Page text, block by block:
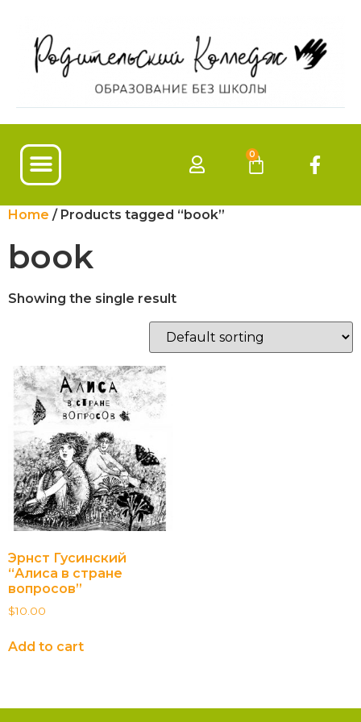
0
Home / Products tagged “book”
book
Showing the single result
Эрнст Гусинский
“Алиса в стране
вопросов”
$10.00
Add to cart